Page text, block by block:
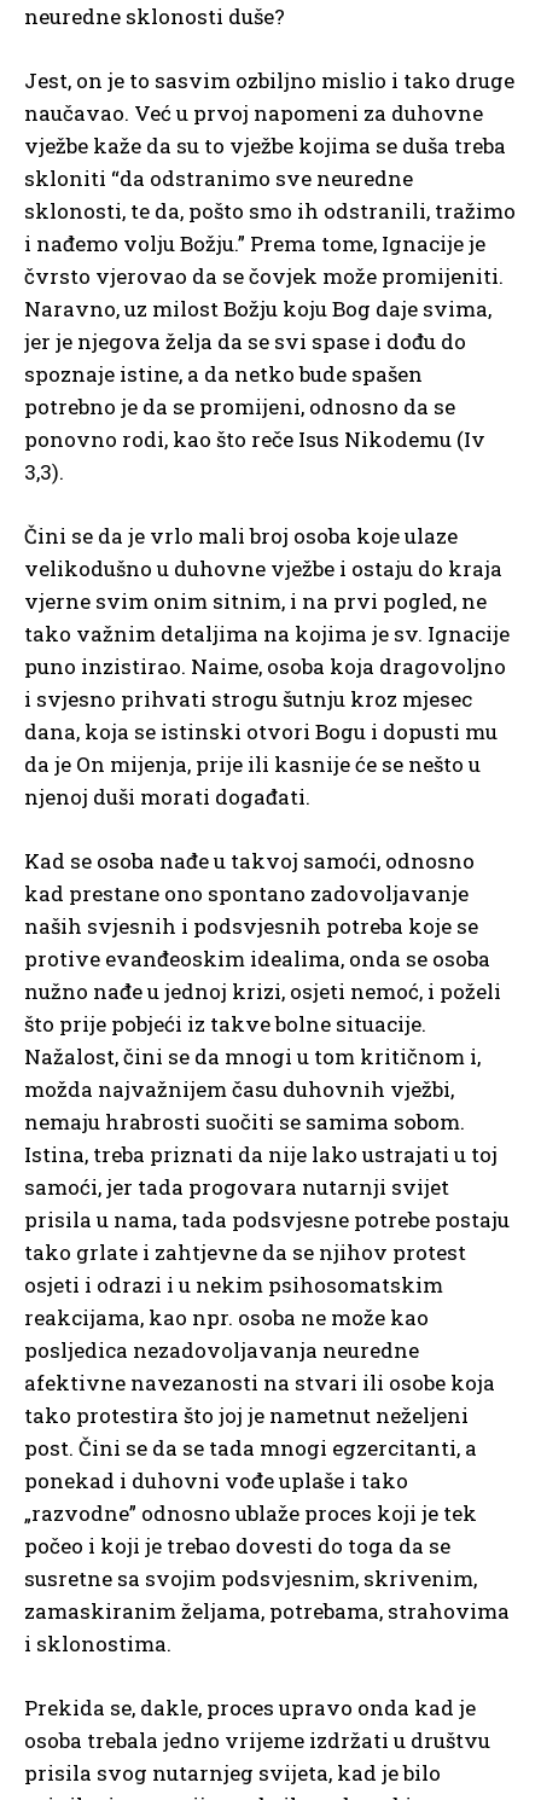
neuredne sklonosti duše?
Jest, on je to sasvim ozbiljno mislio i tako druge
naučavao. Već u prvoj napomeni za duhovne
vježbe kaže da su to vježbe kojima se duša treba
skloniti “da odstranimo sve neuredne
sklonosti, te da, pošto smo ih odstranili, tražimo
i nađemo volju Božju.” Prema tome, Ignacije je
čvrsto vjerovao da se čovjek može promijeniti.
Naravno, uz milost Božju koju Bog daje svima,
jer je njegova želja da se svi spase i dođu do
spoznaje istine, a da netko bude spašen
potrebno je da se promijeni, odnosno da se
ponovno rodi, kao što reče Isus Nikodemu (Iv
3,3).
Čini se da je vrlo mali broj osoba koje ulaze
velikodušno u duhovne vježbe i ostaju do kraja
vjerne svim onim sitnim, i na prvi pogled, ne
tako važnim detaljima na kojima je sv. Ignacije
puno inzistirao. Naime, osoba koja dragovoljno
i svjesno prihvati strogu šutnju kroz mjesec
dana, koja se istinski otvori Bogu i dopusti mu
da je On mijenja, prije ili kasnije će se nešto u
njenoj duši morati događati.
Kad se osoba nađe u takvoj samoći, odnosno
kad prestane ono spontano zadovoljavanje
naših svjesnih i podsvjesnih potreba koje se
protive evanđeoskim idealima, onda se osoba
nužno nađe u jednoj krizi, osjeti nemoć, i poželi
što prije pobjeći iz takve bolne situacije.
Nažalost, čini se da mnogi u tom kritičnom i,
možda najvažnijem času duhovnih vježbi,
nemaju hrabrosti suočiti se samima sobom.
Istina, treba priznati da nije lako ustrajati u toj
samoći, jer tada progovara nutarnji svijet
prisila u nama, tada podsvjesne potrebe postaju
tako grlate i zahtjevne da se njihov protest
osjeti i odrazi i u nekim psihosomatskim
reakcijama, kao npr. osoba ne može kao
posljedica nezadovoljavanja neuredne
afektivne navezanosti na stvari ili osobe koja
tako protestira što joj je nametnut neželjeni
post. Čini se da se tada mnogi egzercitanti, a
ponekad i duhovni vođe uplaše i tako
„razvodne” odnosno ublaže proces koji je tek
počeo i koji je trebao dovesti do toga da se
susretne sa svojim podsvjesnim, skrivenim,
zamaskiranim željama, potrebama, strahovima
i sklonostima.
Prekida se, dakle, proces upravo onda kad je
osoba trebala jedno vrijeme izdržati u društvu
prisila svog nutarnjeg svijeta, kad je bilo